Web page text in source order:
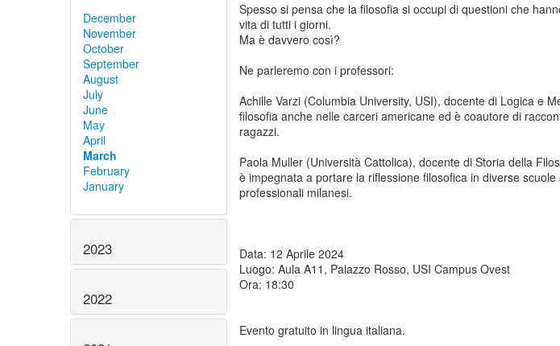
December
November
October
September
August
July
June
May
April
March
February
January
2023
2022
Spesso si pensa che la filosofia si occupi di questioni che
vita di tutti i giorni.
Ma è davvero così?
Ne parleremo con i professori:
Achille Varzi (Columbia University, USI), docente di Logica e
filosofia anche nelle carceri americane ed è coautore di
ragazzi.
Paola Muller (Università Cattolica), docente di Storia della
è impegnata a portare la riflessione filosofica in diverse
professionali milanesi.
Data: 12 Aprile 2024
Luogo: Aula A11, Palazzo Rosso, USI Campus Ovest
Ora: 18:30
Evento gratuito in lingua italiana.